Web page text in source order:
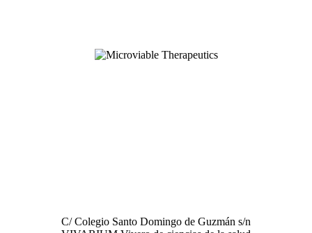
C/ Colegio Santo Domingo de Guzmán s/n